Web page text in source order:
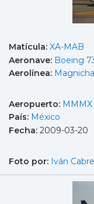
Matícula: XA-MAB
Aeronave: Boeing
Aerolínea:
Aeropuerto:
País: México
Fecha: 2009-03-20
Foto por: Iván